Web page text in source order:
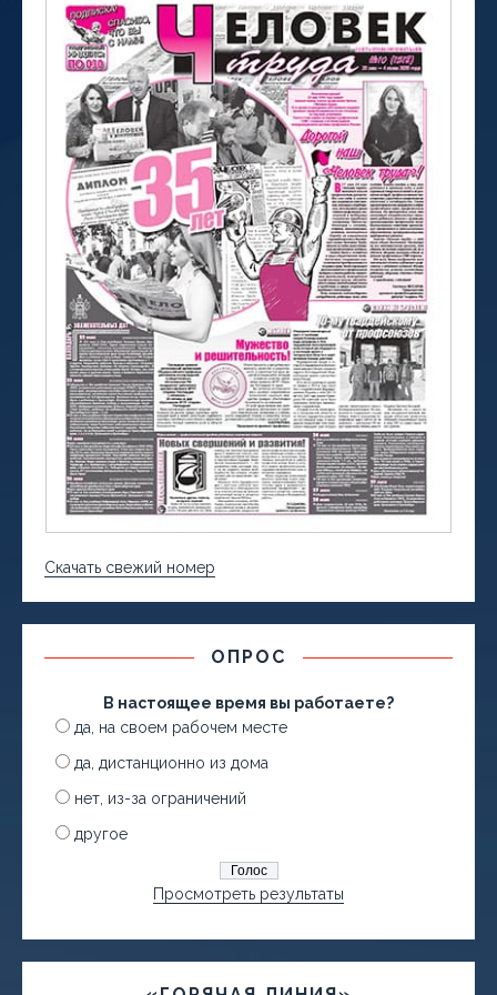
Скачать свежий номер
ОПРОС
В настоящее время вы работаете?
да, на своем рабочем месте
да, дистанционно из дома
нет, из-за ограничений
другое
Просмотреть результаты